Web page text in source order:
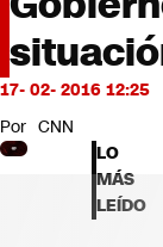
Programas
Cultura
Servicios
Bits
CNN Data
CNN tiempo
Futuro 360
17- 02- 2016 12:25
Por CNN
LO
MÁS
LEÍDO